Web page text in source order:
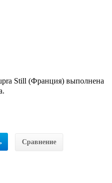
Still (Франция) выполнена
Сравнение